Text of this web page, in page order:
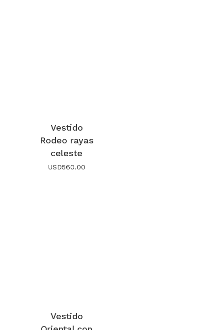
Vestido
Rodeo rayas
celeste
USD560.00
Vestido